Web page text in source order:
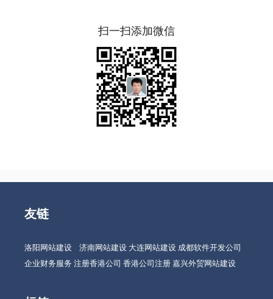
扫一扫添加微信
友链
洛阳网站建设 济南网站建设 大连网站建设 成都软件开发公司
企业财务服务 注册香港公司 香港公司注册嘉兴外贸网站建设